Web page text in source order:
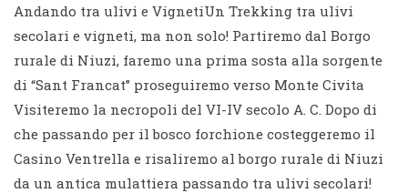
Andando tra ulivi e VignetiUn Trekking tra ulivi
secolari e vigneti, ma non solo! Partiremo dal Borgo
rurale di Niuzi, faremo una prima sosta alla sorgente
di “Sant Francat” proseguiremo verso Monte Civita
Visiteremo la necropoli del VI-IV secolo A. C. Dopo di
che passando per il bosco forchione costeggeremo il
Casino Ventrella e risaliremo al borgo rurale di Niuzi
da un antica mulattiera passando tra ulivi secolari!